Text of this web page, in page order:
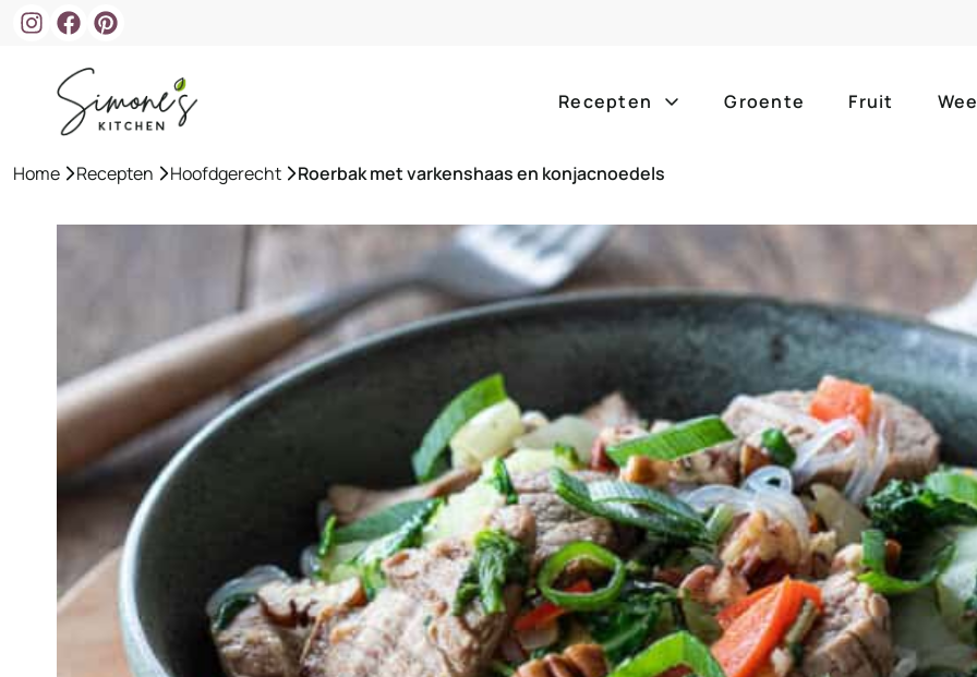
Recepten
ontbijt bijgerechten
lunch hoofdgerechten
borrelhapjes desserts
voorgerechten drankjes
alle
zomer
slow
Groente Fruit
Home »Recepten »Hoofdgerecht »Roerbak met varkenshaas en konjacnoedels